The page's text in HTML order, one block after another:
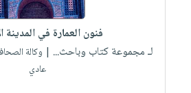
فنون العمارة في المدينة
لـ مجموعة كتاب وباحث... | وكالة
عادي